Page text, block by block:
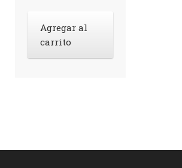
Agregar al
carrito